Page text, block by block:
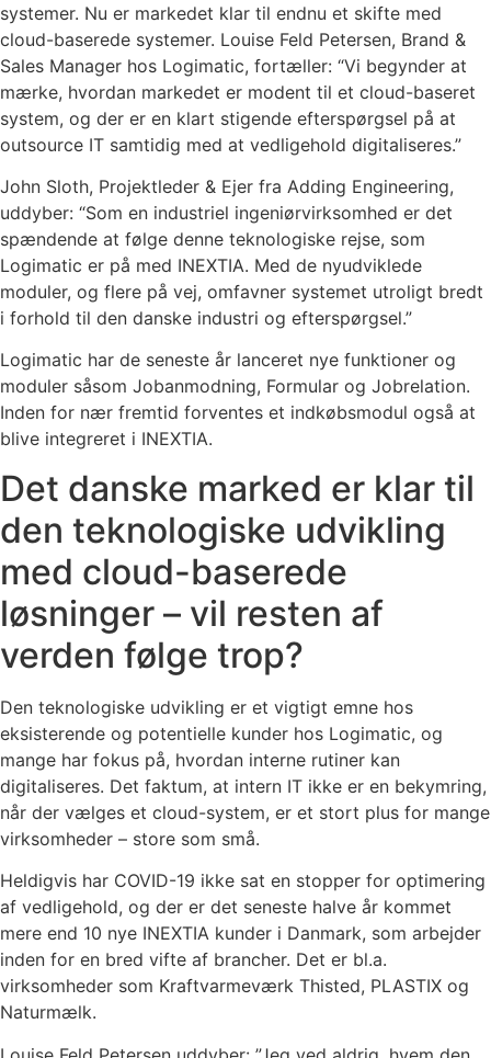
systemer. Nu er markedet klar til endnu et skifte med
cloud-baserede systemer. Louise Feld Petersen, Brand &
Sales Manager hos Logimatic, fortæller: “Vi begynder at
mærke, hvordan markedet er modent til et cloud-baseret
system, og der er en klart stigende efterspørgsel på at
outsource IT samtidig med at vedligehold digitaliseres.”
John Sloth, Projektleder & Ejer fra Adding Engineering,
uddyber: “Som en industriel ingeniørvirksomhed er det
spændende at følge denne teknologiske rejse, som
Logimatic er på med INEXTIA. Med de nyudviklede
moduler, og flere på vej, omfavner systemet utroligt bredt
i forhold til den danske industri og efterspørgsel.”
Logimatic har de seneste år lanceret nye funktioner og
moduler såsom Jobanmodning, Formular og Jobrelation.
Inden for nær fremtid forventes et indkøbsmodul også at
blive integreret i INEXTIA.
Det danske marked er klar til
den teknologiske udvikling
med cloud-baserede
løsninger – vil resten af
verden følge trop?
Den teknologiske udvikling er et vigtigt emne hos
eksisterende og potentielle kunder hos Logimatic, og
mange har fokus på, hvordan interne rutiner kan
digitaliseres. Det faktum, at intern IT ikke er en bekymring,
når der vælges et cloud-system, er et stort plus for mange
virksomheder – store som små.
Heldigvis har COVID-19 ikke sat en stopper for optimering
af vedligehold, og der er det seneste halve år kommet
mere end 10 nye INEXTIA kunder i Danmark, som arbejder
inden for en bred vifte af brancher. Det er bl.a.
virksomheder som Kraftvarmeværk Thisted, PLASTIX og
Naturmælk.